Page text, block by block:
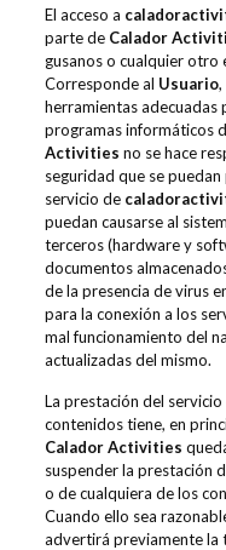
El acceso a
parte de Calador
gusanos o cualquier
Corresponde al Usuario,
herramientas adecuadas
programas informáticos
Activities no se hace
seguridad que se
servicio de
puedan causarse al
terceros (hardware y
documentos
de la presencia de virus
para la conexión a los
mal funcionamiento del
actualizadas del mismo.
La prestación del servicio
contenidos tiene, en
Calador Activities
suspender la prestación
o de cualquiera de los
Cuando ello sea
advertirá previamente la